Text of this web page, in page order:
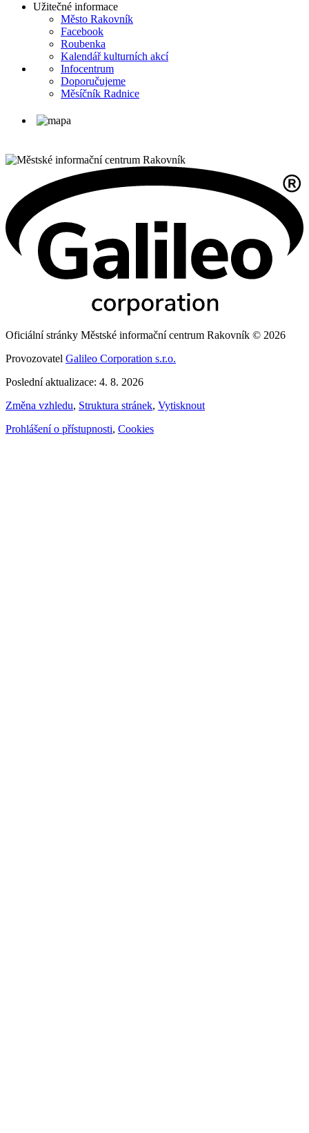
Užitečné informace
Město Rakovník
Facebook
Roubenka
Kalendář kulturních akcí
Infocentrum
Doporučujeme
Měsíčník Radnice
Oficiální stránky Městské informační centrum Rakovník © 2026
Provozovatel Galileo Corporation s.r.o.
Poslední aktualizace: 4. 8. 2026
Změna vzhledu, Struktura stránek, Vytisknout
Prohlášení o přístupnosti, Cookies